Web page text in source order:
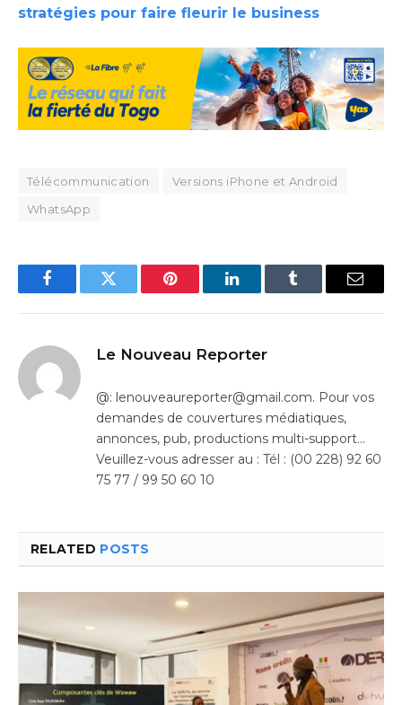
stratégies pour faire fleurir le business
Télécommunication
Versions iPhone et Android
WhatsApp
FacebookTwitter Pinterest LinkedInTumblr Email
Le Nouveau Reporter
@: lenouveaureporter@gmail.com. Pour vos
demandes de couvertures médiatiques,
annonces, pub, productions multi-support…
Veuillez-vous adresser au : Tél : (00 228) 92 60
75 77 / 99 50 60 10
RELATED POSTS